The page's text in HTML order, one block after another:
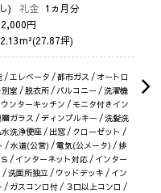
) 礼金 1ヵ月分
円
坪)
エレベータ / 都市ガス / オートロ
室 / 脱衣所 / バルコニー / 洗濯機
ンターキッチン / モニタ付きイン
ガラス / ディンプルキー / 洗髪洗
洗浄便座 / 出窓 / クローゼット /
/ 水道(公営) / 電気(公メータ) / 排
/ インターネット対応 / インター
洗面所独立 / ウッドデッキ / イン
/ ガスコンロ付 / ３口以上コンロ /